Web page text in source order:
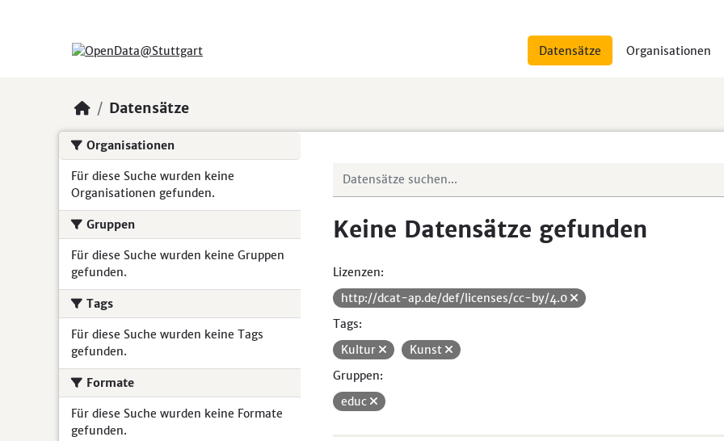
Datensätze Organisationen
Datensätze
Organisationen
Für diese Suche wurden keine
Organisationen gefunden.
Gruppen
Für diese Suche wurden keine Gruppen
gefunden.
Tags
Für diese Suche wurden keine Tags
gefunden.
Formate
Für diese Suche wurden keine Formate
gefunden.
Keine Datensätze gefunden
Lizenzen:
http://dcat-ap.de/def/licenses/cc-by/4.0
Tags:
Kultur
Kunst
Gruppen:
educ